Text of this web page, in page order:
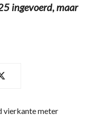
ingevoerd, maar
vierkante meter